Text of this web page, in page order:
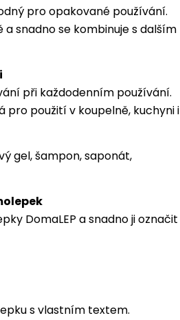
pro opakované používání.
snadno se kombinuje s dalším
při každodenním používání.
pro použití v koupelně, kuchyni i
gel, šampon, saponát,
DomaLEP a snadno ji označit
s vlastním textem.